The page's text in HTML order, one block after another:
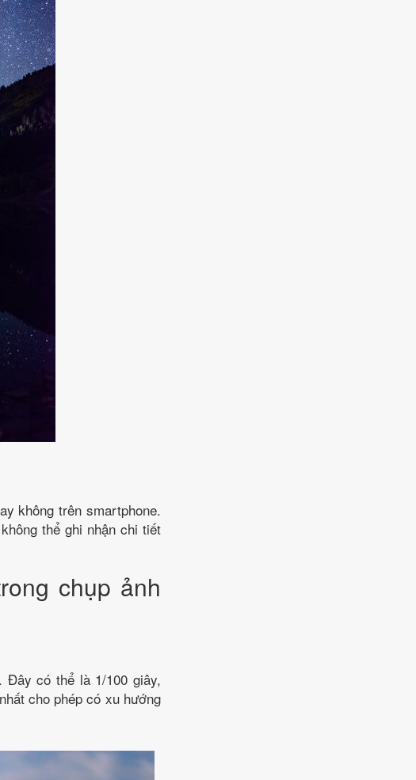
không trên smartphone.
thể ghi nhận chi tiết
chụp ảnh
Đây có thể là 1/100 giây,
cho phép có xu hướng